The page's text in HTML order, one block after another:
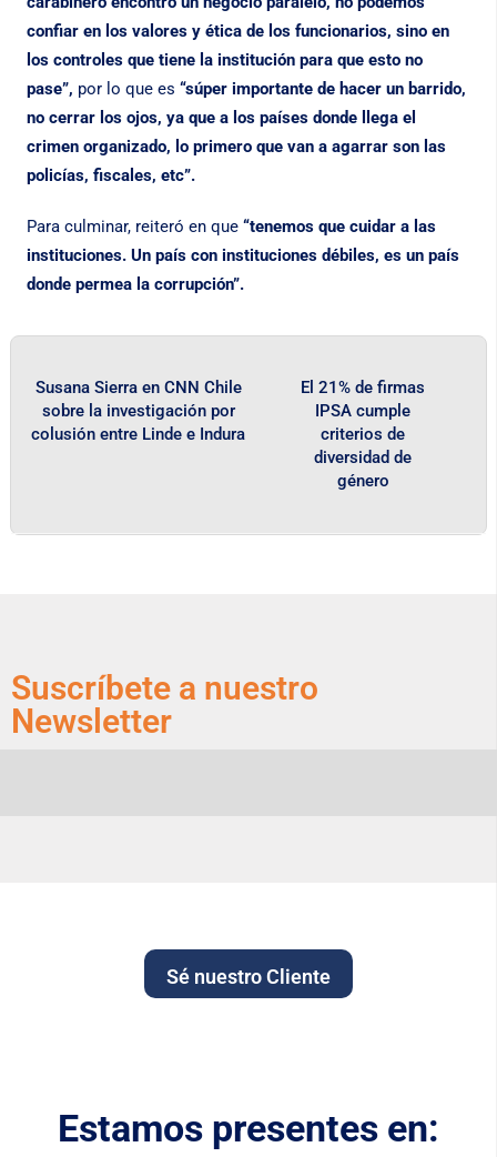
confiar en los valores y ética de los funcionarios, sino en
los controles que tiene la institución para que esto no
pase”, por lo que es “súper importante de hacer un barrido,
no cerrar los ojos, ya que a los países donde llega el
crimen organizado, lo primero que van a agarrar son las
policías, fiscales, etc”.
Para culminar, reiteró en que “tenemos que cuidar a las
instituciones. Un país con instituciones débiles, es un país
donde permea la corrupción”.
Susana Sierra en CNN Chile
sobre la investigación por
colusión entre Linde e Indura
El 21% de firmas
IPSA cumple
criterios de
diversidad de
género
Suscríbete a nuestro
Newsletter
Sé nuestro Cliente
Estamos presentes en: